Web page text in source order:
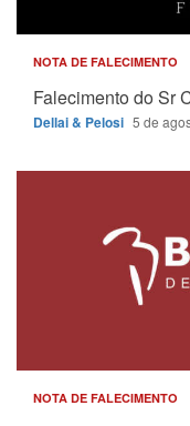
NOTA DE FALECIMENTO
Falecimento do Sr
Dellai & Pelosi 5 de
NOTA DE FALECIMENTO